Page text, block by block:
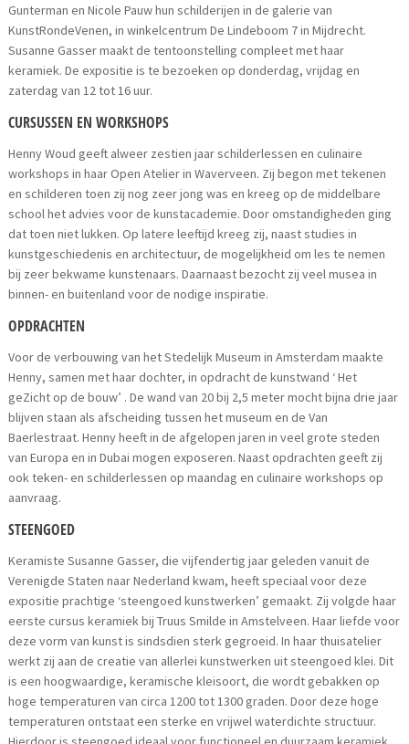
Gunterman en Nicole Pauw hun schilderijen in de galerie van
KunstRondeVenen, in winkelcentrum De Lindeboom 7 in Mijdrecht.
Susanne Gasser maakt de tentoonstelling compleet met haar
keramiek. De expositie is te bezoeken op donderdag, vrijdag en
zaterdag van 12 tot 16 uur.
CURSUSSEN EN WORKSHOPS
Henny Woud geeft alweer zestien jaar schilderlessen en culinaire
workshops in haar Open Atelier in Waverveen. Zij begon met tekenen
en schilderen toen zij nog zeer jong was en kreeg op de middelbare
school het advies voor de kunstacademie. Door omstandigheden ging
dat toen niet lukken. Op latere leeftijd kreeg zij, naast studies in
kunstgeschiedenis en architectuur, de mogelijkheid om les te nemen
bij zeer bekwame kunstenaars. Daarnaast bezocht zij veel musea in
binnen- en buitenland voor de nodige inspiratie.
OPDRACHTEN
Voor de verbouwing van het Stedelijk Museum in Amsterdam maakte
Henny, samen met haar dochter, in opdracht de kunstwand ‘ Het
geZicht op de bouw’ . De wand van 20 bij 2,5 meter mocht bijna drie jaar
blijven staan als afscheiding tussen het museum en de Van
Baerlestraat. Henny heeft in de afgelopen jaren in veel grote steden
van Europa en in Dubai mogen exposeren. Naast opdrachten geeft zij
ook teken- en schilderlessen op maandag en culinaire workshops op
aanvraag.
STEENGOED
Keramiste Susanne Gasser, die vijfendertig jaar geleden vanuit de
Verenigde Staten naar Nederland kwam, heeft speciaal voor deze
expositie prachtige ‘steengoed kunstwerken’ gemaakt. Zij volgde haar
eerste cursus keramiek bij Truus Smilde in Amstelveen. Haar liefde voor
deze vorm van kunst is sindsdien sterk gegroeid. In haar thuisatelier
werkt zij aan de creatie van allerlei kunstwerken uit steengoed klei. Dit
is een hoogwaardige, keramische kleisoort, die wordt gebakken op
hoge temperaturen van circa 1200 tot 1300 graden. Door deze hoge
temperaturen ontstaat een sterke en vrijwel waterdichte structuur.